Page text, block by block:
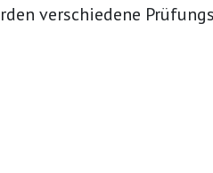
verschiedene